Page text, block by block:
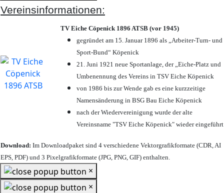
Vereinsinformationen:
TV Eiche Cöpenick 1896 ATSB (vor 1945)
gegründet am 15. Januar 1896 als „Arbeiter-Turn- und
Sport-Bund“ Köpenick
21. Juni 1921 neue Sportanlage, der „Eiche-Platz und
Umbenennung des Vereins in TSV Eiche Köpenick
von 1986 bis zur Wende gab es eine kurzzeitige
Namensänderung in BSG Bau Eiche Köpenick
nach der Wiedervereinigung wurde der alte
Vereinsname "TSV Eiche Köpenick" wieder eingeführt
Download: Im Downloadpaket sind 4 verschiedene Vektorgrafikformate (CDR, AI
EPS, PDF) und 3 Pixelgrafikformate (JPG, PNG, GIF) enthalten.
×
×